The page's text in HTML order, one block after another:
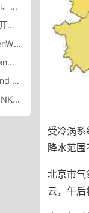
极1S（hc5661)、小米mini、newifi Y1刷高格固件高恪固件完美适配，比爱快还凶残的智能流控
二级路由子路由(openwrt)开启ipv6中继(ipv4和ipv6共存)
在Proxmox VE上运行OpenWrt/LEDE虚拟机——2.PVE下运行的OpenWrt/LEDE固件编译要点
[openwrt(x86)]电脑刷openwrt软路由系统软路由X86专用主路由OpenWrt X86固件下载
failed to process outbound traffic错误提示新路由3(Newifi D2)老毛子Padavan打开v2瑞
路由器重启IP变化自动重启NKND进程脚本NKN新网收入变少解决方法
受冷涡
降水范围
北京市气
云，午后